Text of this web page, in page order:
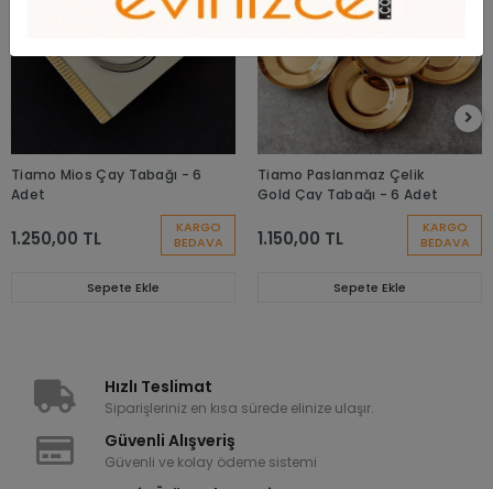
KARGO
BEDAVA
Tiamo Mios Çay Tabağı - 6
Adet
1.250,00 TL
Sepete Ekle
KARGO
BEDAVA
Tiamo Paslanmaz Çelik
Gold Çay Tabağı - 6 Adet
1.150,00 TL
Sepete Ekle
Hızlı Teslimat
Siparişleriniz en kısa sürede elinize ulaşır.
Güvenli Alışveriş
Güvenli ve kolay ödeme sistemi